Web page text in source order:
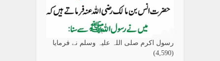
رسول اکرم صلی اللہ علیہ وسلم نے فرمایا
(4,590)